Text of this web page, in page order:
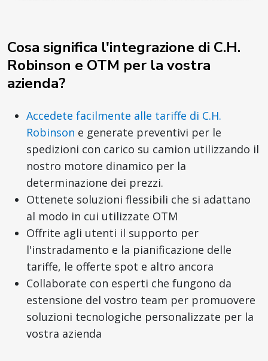
Cosa significa l'integrazione di C.H.
Robinson e OTM per la vostra
azienda?
Accedete facilmente alle tariffe di C.H.
Robinson e generate preventivi per le
spedizioni con carico su camion utilizzando il
nostro motore dinamico per la
determinazione dei prezzi.
Ottenete soluzioni flessibili che si adattano
al modo in cui utilizzate OTM
Offrite agli utenti il supporto per
l'instradamento e la pianificazione delle
tariffe, le offerte spot e altro ancora
Collaborate con esperti che fungono da
estensione del vostro team per promuovere
soluzioni tecnologiche personalizzate per la
vostra azienda